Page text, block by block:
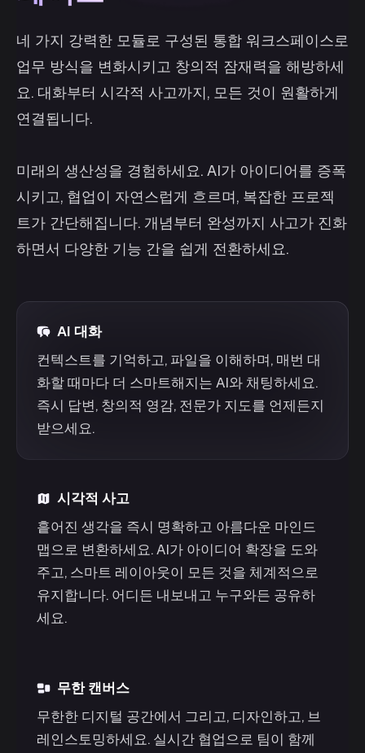
네 가지 강력한 모듈로 구성된 통합 워크스페이스로
업무 방식을 변화시키고 창의적 잠재력을 해방하세
요. 대화부터 시각적 사고까지, 모든 것이 원활하게
연결됩니다.
미래의 생산성을 경험하세요. AI가 아이디어를 증폭
시키고, 협업이 자연스럽게 흐르며, 복잡한 프로젝
트가 간단해집니다. 개념부터 완성까지 사고가 진화
하면서 다양한 기능 간을 쉽게 전환하세요.
AI 대화
컨텍스트를 기억하고, 파일을 이해하며, 매번 대
화할 때마다 더 스마트해지는 AI와 채팅하세요.
즉시 답변, 창의적 영감, 전문가 지도를 언제든지
받으세요.
시각적 사고
흩어진 생각을 즉시 명확하고 아름다운 마인드
맵으로 변환하세요. AI가 아이디어 확장을 도와
주고, 스마트 레이아웃이 모든 것을 체계적으로
유지합니다. 어디든 내보내고 누구와든 공유하
세요.
무한 캔버스
무한한 디지털 공간에서 그리고, 디자인하고, 브
레인스토밍하세요. 실시간 협업으로 팀이 함께